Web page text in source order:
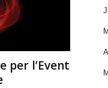
per l’Event